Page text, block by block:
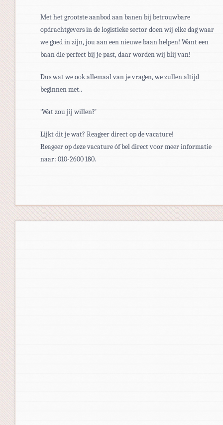
Met het grootste aanbod aan banen bij betrouwbare
opdrachtgevers in de logistieke sector doen wij elke dag waar
we goed in zijn, jou aan een nieuwe baan helpen! Want een
baan die perfect bij je past, daar worden wij blij van!
Dus wat we ook allemaal van je vragen, we zullen altijd
beginnen met..
‘Wat zou jij willen?’
Lijkt dit je wat? Reageer direct op de vacature!
Reageer op deze vacature óf bel direct voor meer informatie
naar: 010-2600 180.